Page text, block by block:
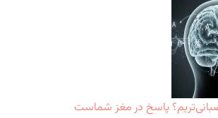
پاسخ در مغز شماست